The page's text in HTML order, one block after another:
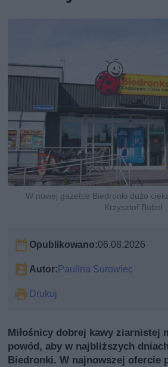
W nowej gazetce Biedronki dużo
Krzysztof Bubel
Opublikowano:06.08.2026
Autor: Paulina Surowiec
Drukuj
Miłośnicy dobrej kawy ziarnistej
powód, aby w najbliższych
Biedronki. W najnowszej ofercie